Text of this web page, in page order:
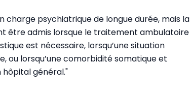
charge psychiatrique de longue durée, mais la
être admis lorsque le traitement ambulatoire
est nécessaire, lorsqu’une situation
ou lorsqu’une comorbidité somatique et
hôpital général."